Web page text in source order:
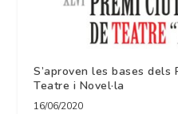
S’aproven les bases dels
Teatre i Novel·la
16/06/2020